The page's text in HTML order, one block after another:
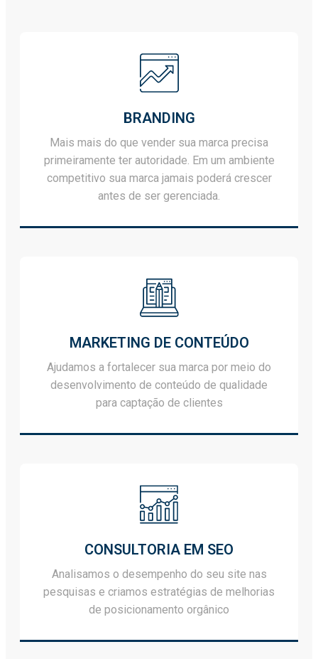
BRANDING
Mais mais do que vender sua marca precisa
primeiramente ter autoridade. Em um ambiente
competitivo sua marca jamais poderá crescer
antes de ser gerenciada.
MARKETING DE CONTEÚDO
Ajudamos a fortalecer sua marca por meio do
desenvolvimento de conteúdo de qualidade
para captação de clientes
CONSULTORIA EM SEO
Analisamos o desempenho do seu site nas
pesquisas e criamos estratégias de melhorias
de posicionamento orgânico